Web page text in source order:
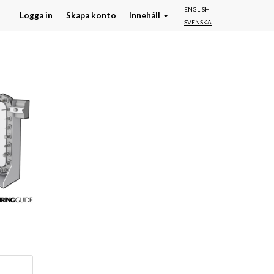
ENGLISH
SVENSKA
Logga in Skapa konto Innehåll